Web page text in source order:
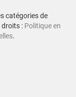
catégories de
droits : Politique en
.